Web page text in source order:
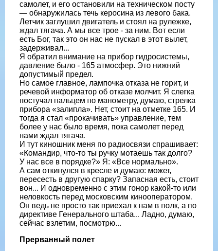
самолет, и его остановили на техническом посту
— об­наружилась течь керосина из левого ба­ка.
Летчик заглушил двигатель и стоял на рулежке,
ждал тягача. А мы все трое - за ним. Вот если
есть Бог, так это он нас не пускал в этот вылет,
задерживал...
Я обратил внимание на прибор гидросистемы,
давление было - 165 атмосфер. Это нижний
допустимый предел.
Но самое главное, лампочка отказа не горит, и
речевой информатор об отказе молчит. Я слегка
постучал пальцем по манометру, думаю, стрелка
прибора «за­липла». Нет, стоит на отметке 165. И
то­гда я стал «прокачивать» управление, тем
более у нас было время, пока самолет пе­ред
нами ждал тягача.
И тут киношник меня по радиосвязи спрашивает:
«Командир, что-то ты руч­ку мотаешь так долго?
У нас все в поряд­ке?» Я: «Все нормально».
А сам откинулся в кресле и думаю: может,
пересесть в другую спарку? За­пасная есть, стоит
вон... И одновремен­но с этим гонор какой-то или
нелов­кость перед московским кинооперато­ром.
Он ведь не просто так приехал к нам в полк, а по
директиве Генерального штаба... Ладно, думаю,
сейчас взлетим, посмотрю...
Прерванный полет